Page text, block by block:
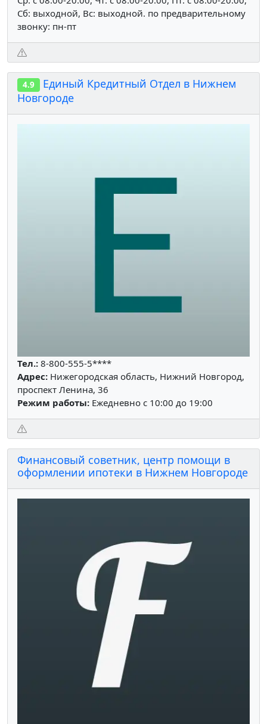
Сб: выходной, Вс: выходной. по предварительному
звонку: пн-пт
4.9
Единый Кредитный Отдел в Нижнем
Новгороде
Тел.: 8-800-555-5****
Адрес: Нижегородская область, Нижний Новгород,
проспект Ленина, 36
Режим работы: Ежедневно с 10:00 до 19:00
Финансовый советник, центр помощи в
оформлении ипотеки в Нижнем Новгороде